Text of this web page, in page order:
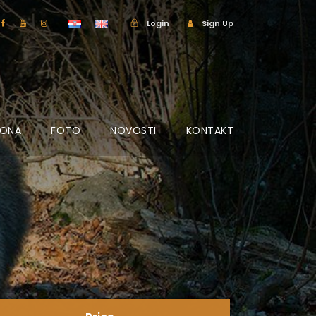
Login Sign Up
FOTO NOVOSTI KONTAKT